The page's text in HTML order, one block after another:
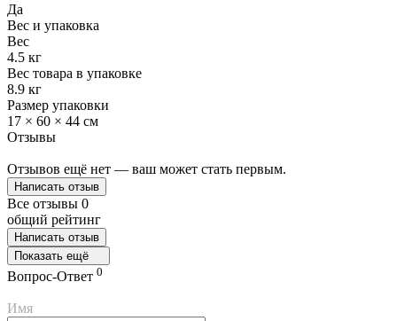
Да
Вес и упаковка
Вес
4.5 кг
Вес товара в упаковке
8.9 кг
Размер упаковки
17 × 60 × 44 см
Отзывы
Отзывов ещё нет — ваш может стать первым.
Написать отзыв
Все отзывы 0
общий рейтинг
Написать отзыв
Показать ещё
Вопрос-Ответ 0
Имя